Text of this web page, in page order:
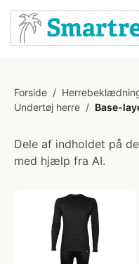
Forside /
Undertøj herre / Base-
Dele af indholdet på
med hjælp fra AI.